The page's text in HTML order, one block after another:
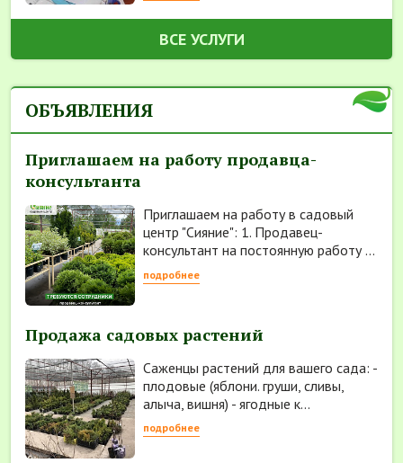
ВСЕ УСЛУГИ
ОБЪЯВЛЕНИЯ
Приглашаем на работу продавца-
консультанта
Приглашаем на работу в садовый
центр "Сияние": 1. Продавец-
консультант на постоянную работу ...
подробнее
Продажа садовых растений
Саженцы растений для вашего сада: -
плодовые (яблони. груши, сливы,
алыча, вишня) - ягодные к...
подробнее